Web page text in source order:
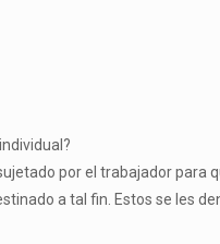
por el trabajador
a tal fin. Estos se les